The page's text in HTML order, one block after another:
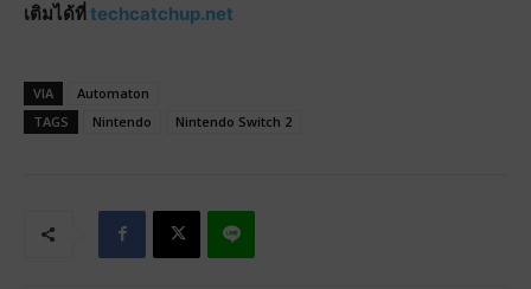
เติมได้ที่ techcatchup.net
VIA
Automaton
TAGS
Nintendo Nintendo Switch 2